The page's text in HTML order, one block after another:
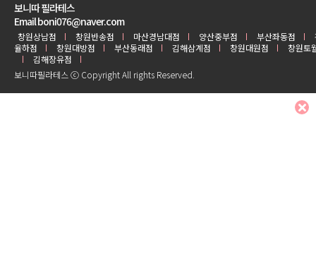
보니따 필라테스
Email boni076@naver.com
창원상남점 창원반송점 마산경남대점 양산중부점 부산좌동점
율하점
창원대방점 부산동래점 김해삼계점 창원대원점
창원토
김해장유점
보니따필라테스 ⓒ Copyright All rights Reserved.